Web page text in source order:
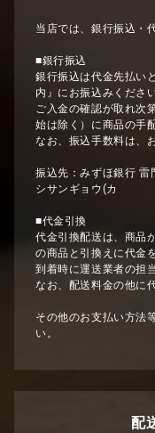
当店では、銀行振込・
■銀行振込
銀行振込は代金先払い
内』にお振込みください
ご入金の確認が取れ次
始は除く）に商品の手
なお、振込手数料は、
振込先：みずほ銀行
シサンギョウ(カ
■代金引換
代金引換配送は、商品
の商品と引換えに代金
到着時に運送業者の担
なお、配送料金の他に
その他のお支払い方法
い。
配